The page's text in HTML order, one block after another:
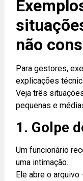
não
Para gestores,
explicações
Veja três
pequenas e
1. Golpe
Um funcionário
uma intimação.
Ele abre o